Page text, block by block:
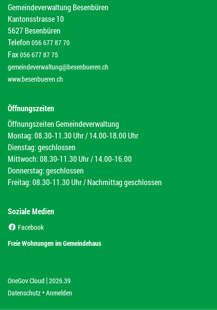
Gemeindeverwaltung Besenbüren
Kantonsstrasse 10
5627 Besenbüren
Telefon 056 677 87 70
Fax056 677 87 75
gemeindeverwaltung@besenbueren.ch
www.besenbueren.ch
Öffnungszeiten
Öffnungszeiten Gemeindeverwaltung
Montag: 08.30-11.30 Uhr / 14.00-18.00 Uhr
Dienstag: geschlossen
Mittwoch: 08.30-11.30 Uhr / 14.00-16.00
Donnerstag: geschlossen
Freitag: 08.30-11.30 Uhr / Nachmittag geschlossen
Soziale Medien
Facebook
Freie Wohnungen im Gemeindehaus
OneGov Cloud (External Link)
|2026.39
Datenschutz (External Link)
Anmelden